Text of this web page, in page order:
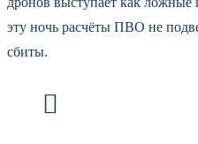
эту ночь расчёты ПВО не
сбиты.